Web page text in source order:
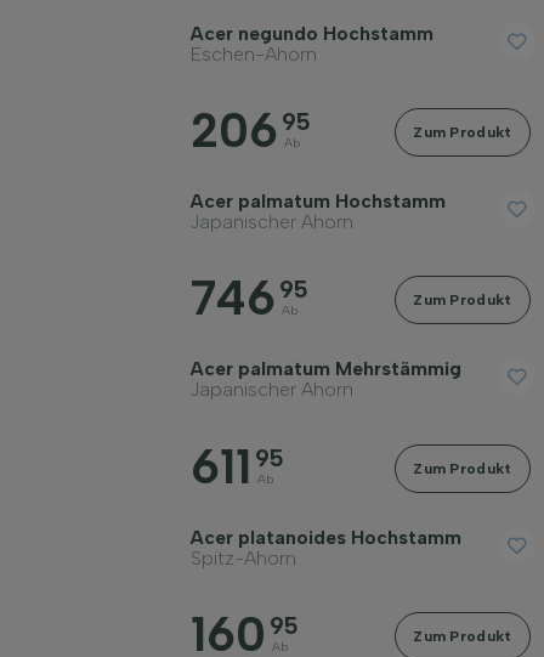
Acer negundo Hochstamm
Eschen-Ahorn
206 95
Ab
Zum Produkt
Acer palmatum Hochstamm
Japanischer Ahorn
746 95
Ab
Zum Produkt
Acer palmatum Mehrstämmig
Japanischer Ahorn
611 95
Ab
Zum Produkt
Acer platanoides Hochstamm
Spitz-Ahorn
160 95
Ab
Zum Produkt